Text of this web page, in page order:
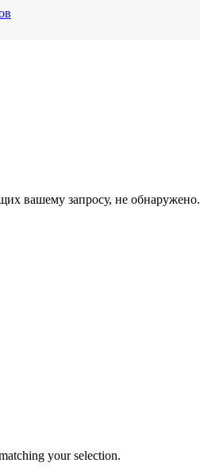
вашему запросу, не обнаружено.
your selection.